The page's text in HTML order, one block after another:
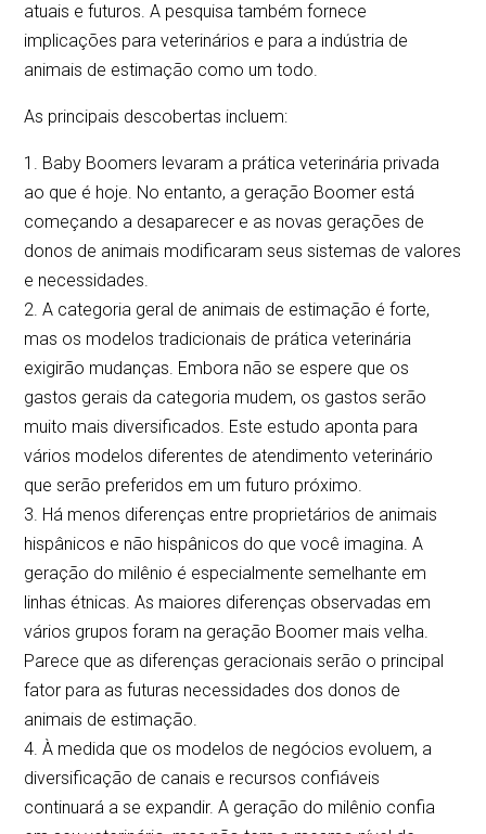
atuais e futuros. A pesquisa também fornece
implicações para veterinários e para a indústria de
animais de estimação como um todo.
As principais descobertas incluem:
1. Baby Boomers levaram a prática veterinária privada
ao que é hoje. No entanto, a geração Boomer está
começando a desaparecer e as novas gerações de
donos de animais modificaram seus sistemas de valores
e necessidades.
2. A categoria geral de animais de estimação é forte,
mas os modelos tradicionais de prática veterinária
exigirão mudanças. Embora não se espere que os
gastos gerais da categoria mudem, os gastos serão
muito mais diversificados. Este estudo aponta para
vários modelos diferentes de atendimento veterinário
que serão preferidos em um futuro próximo.
3. Há menos diferenças entre proprietários de animais
hispânicos e não hispânicos do que você imagina. A
geração do milênio é especialmente semelhante em
linhas étnicas. As maiores diferenças observadas em
vários grupos foram na geração Boomer mais velha.
Parece que as diferenças geracionais serão o principal
fator para as futuras necessidades dos donos de
animais de estimação.
4. À medida que os modelos de negócios evoluem, a
diversificação de canais e recursos confiáveis
continuará a se expandir. A geração do milênio confia